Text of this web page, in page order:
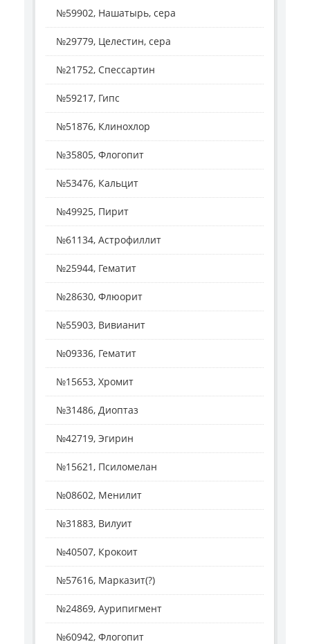
№59902, Нашатырь, сера
№29779, Целестин, сера
№21752, Спессартин
№59217, Гипс
№51876, Клинохлор
№35805, Флогопит
№53476, Кальцит
№49925, Пирит
№61134, Астрофиллит
№25944, Гематит
№28630, Флюорит
№55903, Вивианит
№09336, Гематит
№15653, Хромит
№31486, Диоптаз
№42719, Эгирин
№15621, Псиломелан
№08602, Менилит
№31883, Вилуит
№40507, Крокоит
№57616, Марказит(?)
№24869, Аурипигмент
№60942, Флогопит